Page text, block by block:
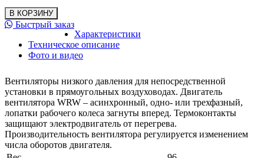
Быстрый заказ
Характеристики
Техническое описание
Фото и видео
Вентиляторы низкого давления для непосредственной
установки в прямоугольных воздуховодах. Двигатель
вентилятора WRW – асинхронный, одно- или трехфазный,
лопатки рабочего колеса загнуты вперед. Термоконтакты
защищают электродвигатель от перегрева.
Производительность вентилятора регулируется изменением
числа оборотов двигателя.